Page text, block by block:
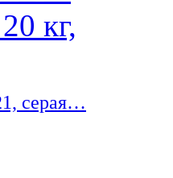
серая…